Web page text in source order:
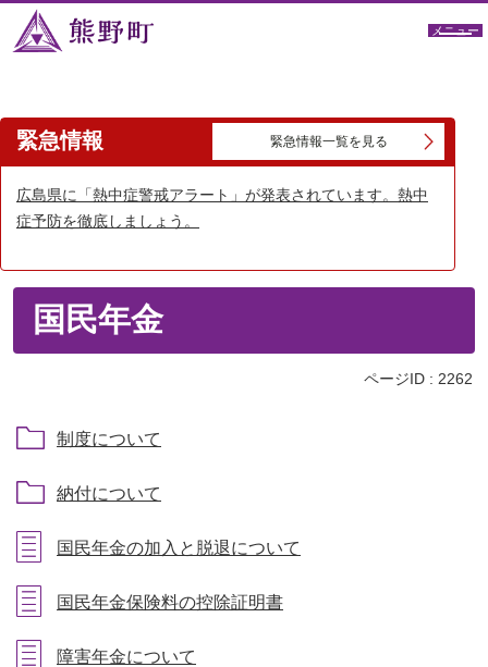
メニュー
緊急情報 緊急情報一覧を見る
広島県に「熱中症警戒アラート」が発表されています。熱中
症予防を徹底しましょう。
国民年金
ページID : 2262
制度について
納付について
国民年金の加入と脱退について
国民年金保険料の控除証明書
障害年金について